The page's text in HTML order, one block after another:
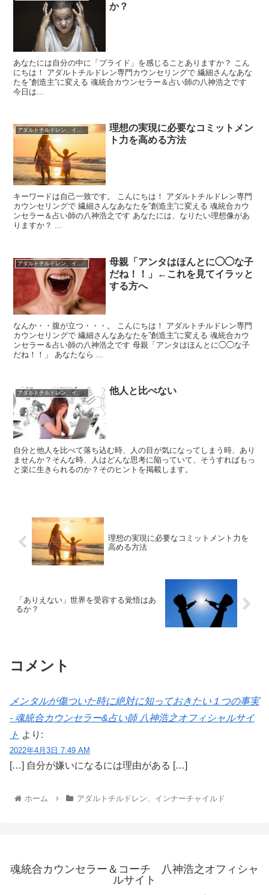
か？
あなたには自分の中に「プライド」を感じることありますか？ こん
にちは！ アダルトチルドレン専門カウンセリングで 繊細さんなあな
たを”創造主”に変える 魂統合カウンセラー＆占い師の八神浩之です
今日は...
理想の実現に必要なコミットメン
ト力を高める方法
キーワードは自己一致です。 こんにちは！ アダルトチルドレン専門
カウンセリングで 繊細さんなあなたを”創造主”に変える 魂統合カウ
ンセラー＆占い師の八神浩之です あなたには、なりたい理想像があ
りますか？ ...
アダルトチルドレン、インナーチャイルド
母親「アンタはほんとに◯◯な子
だね！！」←これを見てイラッと
する方へ
なんか・・腹が立つ・・・。 こんにちは！ アダルトチルドレン専門
カウンセリングで 繊細さんなあなたを”創造主”に変える 魂統合カウ
ンセラー＆占い師の八神浩之です 母親「アンタはほんとに◯◯な子
だね！！」 あなたなら ...
アダルトチルドレン、インナーチャイルド 他人と比べない
自分と他人を比べて落ち込む時、人の目が気になってしまう時、あり
ませんか？そんな時、人はどんな思考に陥っていて、そうすればもっ
と楽に生きられるのか？そのヒントを掲載します。
理想の実現に必要なコミットメント力を
高める方法
「ありえない」世界を受容する覚悟はあ
るか？
コメント
メンタルが傷ついた時に絶対に知っておきたい１つの事実
- 魂統合カウンセラー&占い師 八神浩之オフィシャルサイ
ト より:
2022年4月3日 7:49 AM
[…] 自分が嫌いになるには理由がある […]
ホーム アダルトチルドレン、インナーチャイルド
魂統合カウンセラー＆コーチ 八神浩之オフィシャ
ルサイト